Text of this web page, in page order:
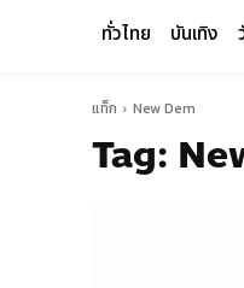
ทั่วไทย
บันเทิง
แท็ก New Dem
Tag: